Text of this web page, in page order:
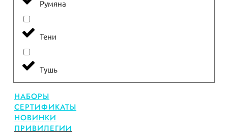
Румяна
Тени
Тушь
НАБОРЫ
СЕРТИФИКАТЫ
НОВИНКИ
ПРИВИЛЕГИИ